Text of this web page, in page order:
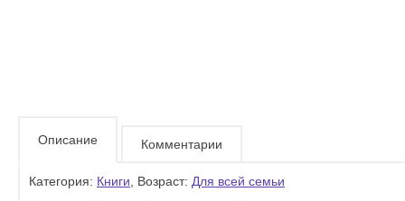
Описание Комментарии
Категория: Книги , Возраст: Для всей семьи